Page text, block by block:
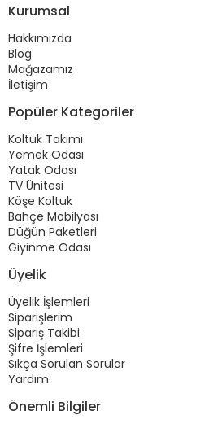
Kurumsal
Hakkımızda
Blog
Mağazamız
İletişim
Popüler Kategoriler
Koltuk Takımı
Yemek Odası
Yatak Odası
TV Ünitesi
Köşe Koltuk
Bahçe Mobilyası
Düğün Paketleri
Giyinme Odası
Üyelik
Üyelik İşlemleri
Siparişlerim
Sipariş Takibi
Şifre İşlemleri
Sıkça Sorulan Sorular
Yardım
Önemli Bilgiler